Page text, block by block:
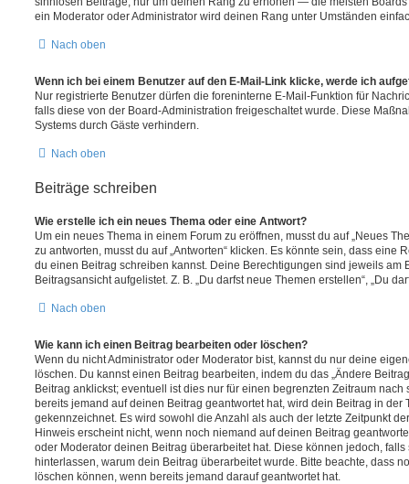
ein Moderator oder Administrator wird deinen Rang unter Umständen
Nach oben
Wenn ich bei einem Benutzer auf den E-Mail-Link klicke, werde ich
Nur registrierte Benutzer dürfen die foreninterne E-Mail-Funktion für
falls diese von der Board-Administration freigeschaltet wurde. Diese
Systems durch Gäste verhindern.
Nach oben
Beiträge schreiben
Wie erstelle ich ein neues Thema oder eine Antwort?
Um ein neues Thema in einem Forum zu eröffnen, musst du auf „Neues
zu antworten, musst du auf „Antworten“ klicken. Es könnte sein, dass eine
du einen Beitrag schreiben kannst. Deine Berechtigungen sind jeweils am
Beitragsansicht aufgelistet. Z. B. „Du darfst neue Themen erstellen“, „Du
Nach oben
Wie kann ich einen Beitrag bearbeiten oder löschen?
Wenn du nicht Administrator oder Moderator bist, kannst du nur deine
löschen. Du kannst einen Beitrag bearbeiten, indem du das „Ändere
Beitrag anklickst; eventuell ist dies nur für einen begrenzten Zeitraum
bereits jemand auf deinen Beitrag geantwortet hat, wird dein Beitrag in der
gekennzeichnet. Es wird sowohl die Anzahl als auch der letzte Zeitpunkt
Hinweis erscheint nicht, wenn noch niemand auf deinen Beitrag
oder Moderator deinen Beitrag überarbeitet hat. Diese können jedoch,
hinterlassen, warum dein Beitrag überarbeitet wurde. Bitte beachte, dass
löschen können, wenn bereits jemand darauf geantwortet hat.